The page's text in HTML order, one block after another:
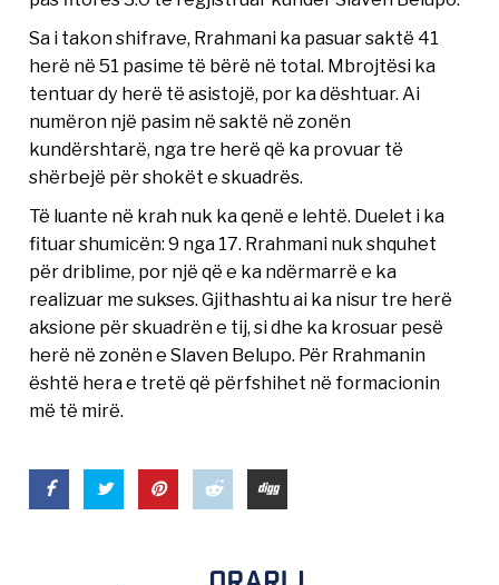
Sa i takon shifrave, Rrahmani ka pasuar saktë 41
herë në 51 pasime të bërë në total. Mbrojtësi ka
tentuar dy herë të asistojë, por ka dështuar. Ai
numëron një pasim në saktë në zonën
kundërshtarë, nga tre herë që ka provuar të
shërbejë për shokët e skuadrës.
Të luante në krah nuk ka qenë e lehtë. Duelet i ka
fituar shumicën: 9 nga 17. Rrahmani nuk shquhet
për driblime, por një që e ka ndërmarrë e ka
realizuar me sukses. Gjithashtu ai ka nisur tre herë
aksione për skuadrën e tij, si dhe ka krosuar pesë
herë në zonën e Slaven Belupo. Për Rrahmanin
është hera e tretë që përfshihet në formacionin
më të mirë.